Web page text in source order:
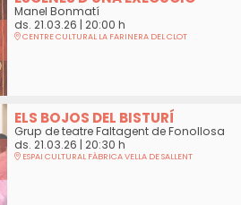
Manel Bonmatí
ds. 21.03.26 | 20:00 h
CENTRE CULTURAL LA FARINERA DEL CLOT
ELS BOJOS DEL BISTURÍ
Grup de teatre Faltagent de Fonollosa
ds. 21.03.26 | 20:30 h
ESPAI CULTURAL FÀBRICA VELLA DE SALLENT